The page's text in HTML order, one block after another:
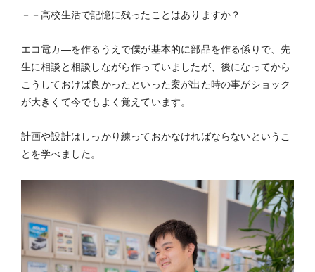
－－高校生活で記憶に残ったことはありますか？
エコ電カ―を作るうえで僕が基本的に部品を作る係りで、先
生に相談と相談しながら作っていましたが、後になってから
こうしておけば良かったといった案が出た時の事がショック
が大きくて今でもよく覚えています。
計画や設計はしっかり練っておかなければならないというこ
とを学べました。